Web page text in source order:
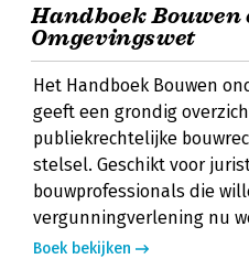
Handboek Bouwen
Omgevingswet
Het Handboek Bouwen
geeft een grondig
publiekrechtelijke
stelsel. Geschikt voor
bouwprofessionals die
vergunningverlening nu
Boek bekijken